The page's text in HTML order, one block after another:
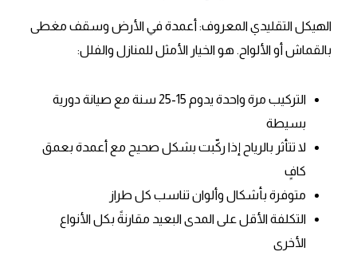
الهيكل التقليدي المعروف: أعمدة في الأرض وسقف مغطى
بالقماش أو الألواح. هو الخيار الأمثل للمنازل والفلل:
التركيب مرة واحدة يدوم 15-25 سنة مع صيانة دورية
بسيطة
لا تتأثر بالرياح إذا ركّبت بشكل صحيح مع أعمدة بعمق
كافٍ
متوفرة بأشكال وألوان تناسب كل طراز
التكلفة الأقل على المدى البعيد مقارنةً بكل الأنواع
الأخرى